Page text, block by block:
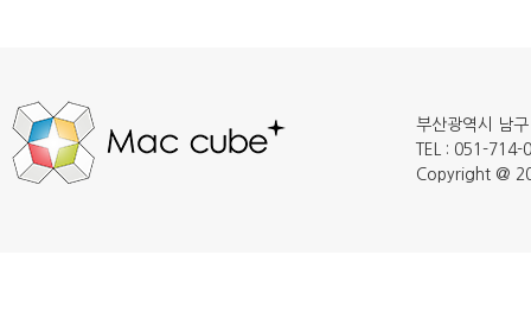
부산광역시 남
TEL : 051-
Copyright @